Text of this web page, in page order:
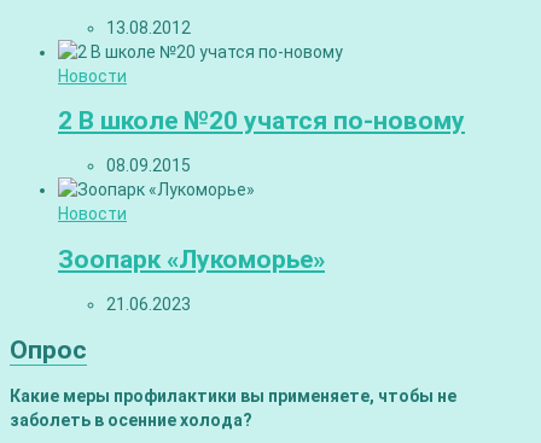
13.08.2012
Новости
2 В школе №20 учатся по-новому
08.09.2015
Новости
Зоопарк «Лукоморье»
21.06.2023
Опрос
Какие меры профилактики вы применяете, чтобы не
заболеть в осенние холода?